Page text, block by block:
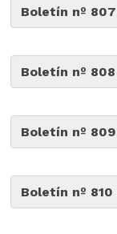
Boletín nº
Boletín nº
Boletín nº
Boletín nº